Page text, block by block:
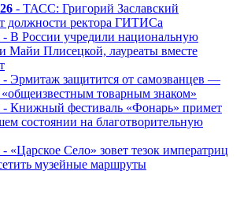
- ТАСС: Григорий Заславский
должности ректора ГИТИСа
- В России учредили национальную
Майи Плисецкой, лауреаты вместе
- Эрмитаж защитится от самозванцев —
«общеизвестным товарным знаком»
- Книжный фестиваль «Фонарь» примет
состоянии на благотворительную
- «Царское Село» зовет тезок императриц
музейные маршруты